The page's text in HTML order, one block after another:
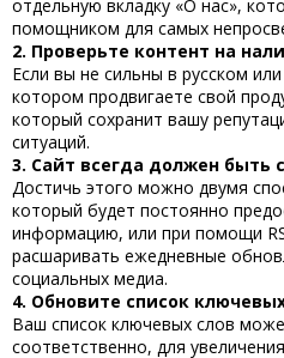
отдельную вкладку «О нас»,
помощником для самых
2. Проверьте контент на
Если вы не сильны в русском
котором продвигаете свой
который сохранит вашу
ситуаций.
3. Сайт всегда должен быть
Достичь этого можно двумя
который будет постоянно
информацию, или при помощи
расшаривать ежедневные
социальных медиа.
4. Обновите список
Ваш список ключевых слов
соответственно, для